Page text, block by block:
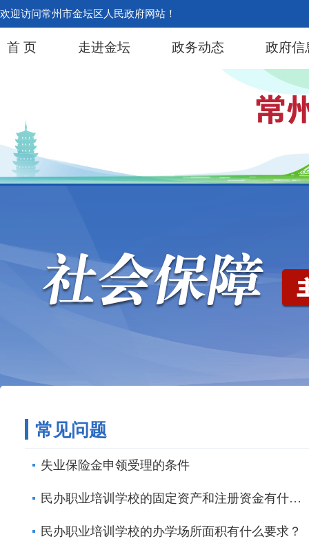
欢迎访问常州市金坛区人民政府网站！
首 页 走进金坛 政务动态 政府信
常见问题
失业保险金申领受理的条件
民办职业培训学校的固定资产和注册资金有什么要求？
民办职业培训学校的办学场所面积有什么要求？